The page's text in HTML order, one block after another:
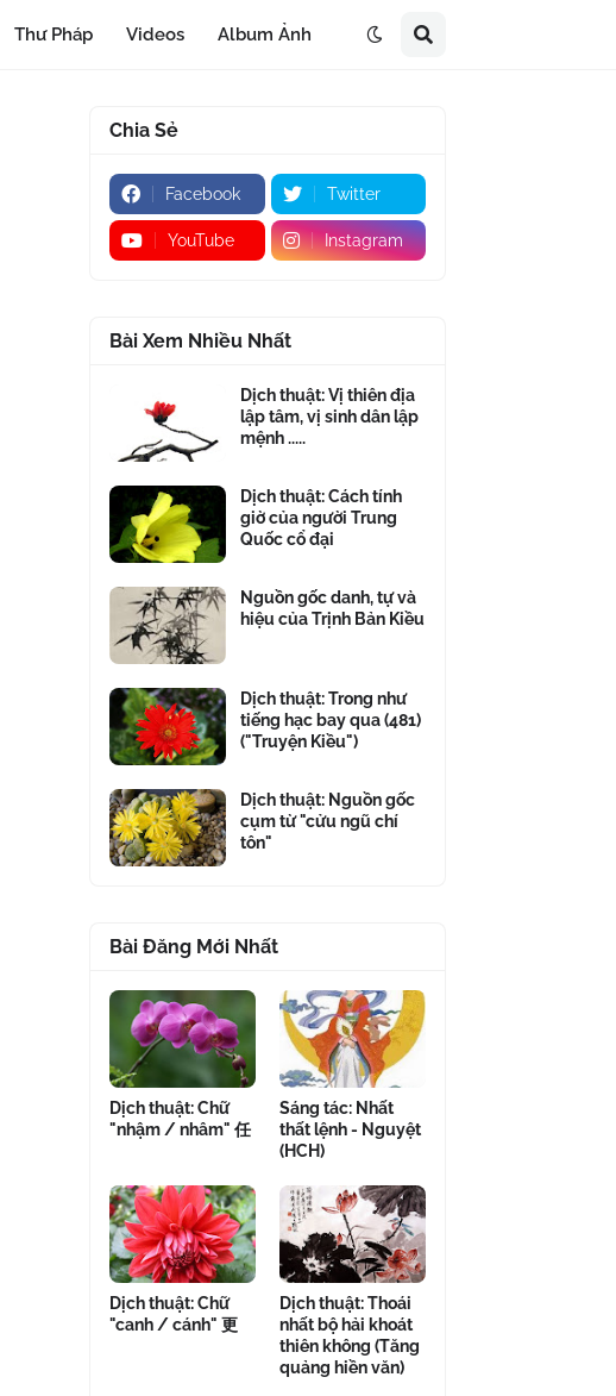
Thư Pháp Videos Album Ảnh
Chia Sẻ
Facebook Twitter
YouTube Instagram
Bài Xem Nhiều Nhất
Dịch thuật: Vị thiên địa
lập tâm, vị sinh dân lập
mệnh .....
Dịch thuật: Cách tính
giờ của người Trung
Quốc cổ đại
Nguồn gốc danh, tự và
hiệu của Trịnh Bản Kiều
Dịch thuật: Trong như
tiếng hạc bay qua (481)
("Truyện Kiều")
Dịch thuật: Nguồn gốc
cụm từ "cửu ngũ chí
tôn"
Bài Đăng Mới Nhất
Dịch thuật: Chữ
"nhậm / nhâm" 任
Sáng tác: Nhất
thất lệnh - Nguyệt
(HCH)
Dịch thuật: Chữ
"canh / cánh" 更
Dịch thuật: Thoái
nhất bộ hải khoát
thiên không (Tăng
quảng hiền văn)